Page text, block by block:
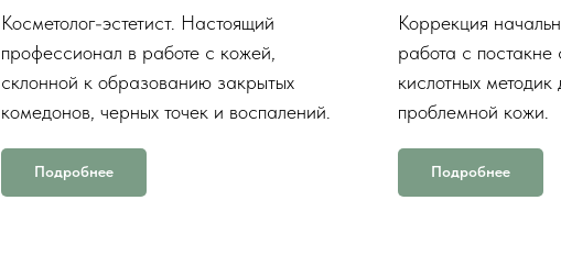
Косметолог-эстетист. Настоящий
профессионал в работе с кожей,
склонной к образованию закрытых
комедонов, черных точек и воспалений.
Подробнее
Коррекция
работа с
кислотных
проблемной кожи.
Подробнее